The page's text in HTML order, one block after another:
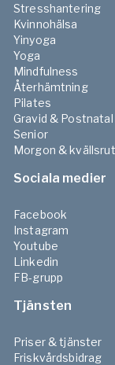
Stresshantering
Kvinnohälsa
Yinyoga
Yoga
Mindfulness
Återhämtning
Pilates
Gravid & Postnatal
Senior
Morgon &
Sociala medier
Facebook
Instagram
Youtube
Linkedin
FB-grupp
Tjänsten
Priser & tjänster
Friskvårdsbidrag